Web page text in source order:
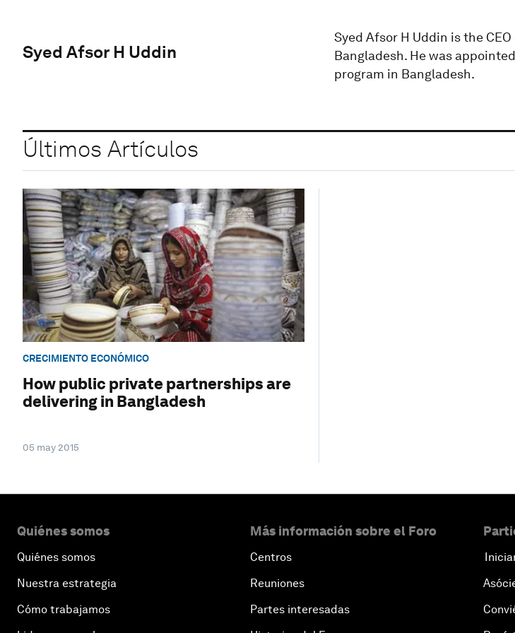
Syed Afsor H Uddin
Syed Afsor H Uddin is the
Bangladesh. He was
program in Bangladesh.
Últimos Artículos
CRECIMIENTO ECONÓMICO
How public private partnerships are
delivering in Bangladesh
05 may 2015
Quiénes somos
Quiénes somos
Nuestra estrategia
Cómo trabajamos
Más información sobre el Foro
Centros
Reuniones
Partes interesadas